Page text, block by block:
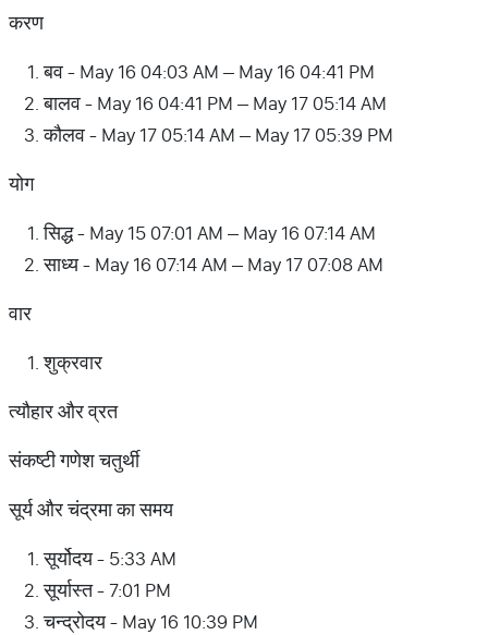
करण
बव - May 16 04:03 AM – May 16 04:41 PM
बालव - May 16 04:41 PM – May 17 05:14 AM
कौलव - May 17 05:14 AM – May 17 05:39 PM
योग
सिद्ध - May 15 07:01 AM – May 16 07:14 AM
साध्य - May 16 07:14 AM – May 17 07:08 AM
वार
शुक्रवार
त्यौहार और व्रत
संकष्टी गणेश चतुर्थी
सूर्य और चंद्रमा का समय
सूर्योदय - 5:33 AM
सूर्यास्त - 7:01 PM
चन्द्रोदय - May 16 10:39 PM